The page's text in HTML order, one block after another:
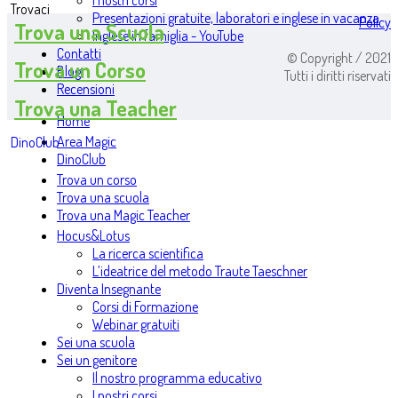
Presentazioni gratuite, laboratori e inglese in vacanza
Inglese in famiglia - YouTube
Contatti
Blog
Recensioni
Home
Area Magic
DinoClub
Trova un corso
Trova una scuola
Trova una Magic Teacher
Hocus&Lotus
La ricerca scientifica
L’ideatrice del metodo Traute Taeschner
Diventa Insegnante
Corsi di Formazione
Webinar gratuiti
Sei una scuola
Sei un genitore
Il nostro programma educativo
Trovaci
Trova una Scuola
Trova un Corso
Trova una Teacher
DinoClub
Policy
© Copyright / 2021
Tutti i diritti riservati